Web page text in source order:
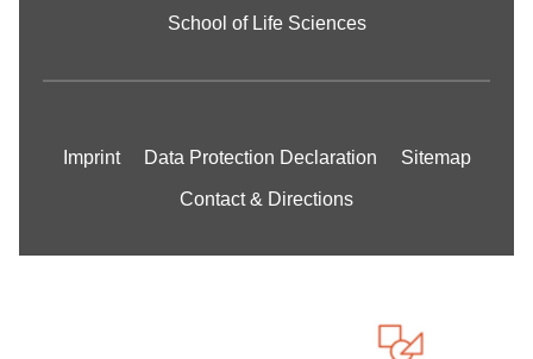
School of Life Sciences
Imprint Data Protection Declaration Sitemap
Contact & Directions